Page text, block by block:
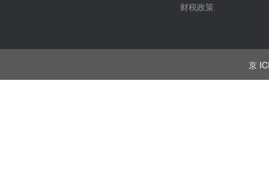
财税政策
京